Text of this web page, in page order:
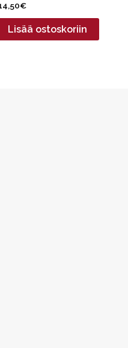
€
Lisää ostoskoriin